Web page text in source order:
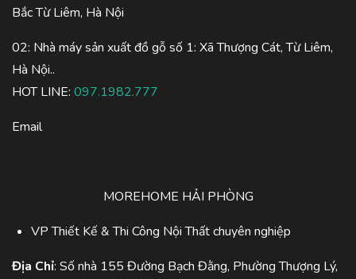
Bắc Từ Liêm, Hà Nội
02: Nhà máy sản xuất đồ gỗ số 1: Xã Thượng Cát, Từ Liêm,
Hà Nội..
HOT LINE: 097.1982.777
Email
MOREHOME HẢI PHÒNG
VP Thiết Kế & Thi Công Nội Thất chuyên nghiệp
Địa Chỉ: Số nhà 155 Đường Bạch Đằng, Phường Thượng Lý,